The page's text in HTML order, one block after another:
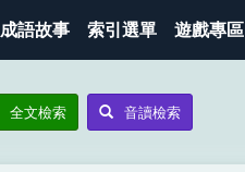
成語故事 索引選單 遊戲專區
全文檢索 音讀檢索